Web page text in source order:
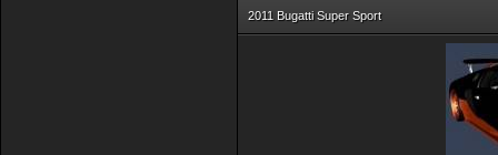
2011 Bugatti Super Sport